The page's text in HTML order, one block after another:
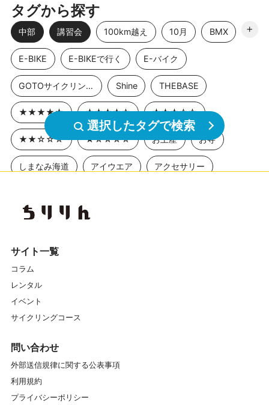
タグから探す
中部 講習会 100km越え 10月 BMX
E-BIKE E-BIKEで行く E-バイク
GOTOサイクリングスポット Shine THEBASE
★★★★★ ★★★★☆ ★★★☆☆
★★☆☆☆ ★☆☆☆☆ お土産 お寺
しまなみ海道 アイウエア アクセサリー
イベントレポート
オフロード
カスタム
ガイドマイスター
グリップ
選択したタグで検索
サイト一覧
コラム
レンタル
イベント
サイクリングコース
問い合わせ
外部送信規律に関する公表事項
利用規約
プライバシーポリシー